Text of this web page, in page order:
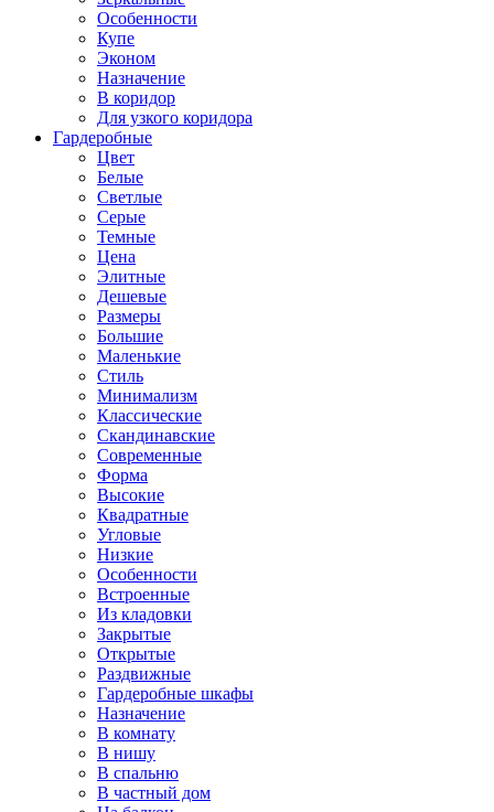
Особенности
Купе
Эконом
Назначение
В коридор
Для узкого коридора
Гардеробные
Цвет
Белые
Светлые
Серые
Темные
Цена
Элитные
Дешевые
Размеры
Большие
Маленькие
Стиль
Минимализм
Классические
Скандинавские
Современные
Форма
Высокие
Квадратные
Угловые
Низкие
Особенности
Встроенные
Из кладовки
Закрытые
Открытые
Раздвижные
Гардеробные шкафы
Назначение
В комнату
В нишу
В спальню
В частный дом